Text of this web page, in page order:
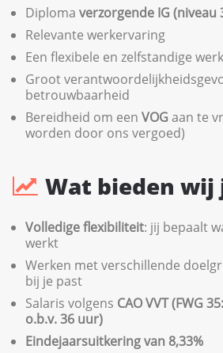
Diploma verzorgende IG (niveau
Relevante werkervaring
Een flexibele en zelfstandige
Groot
betrouwbaarheid
Bereidheid om een VOG aan te
worden door ons vergoed)
Wat bieden wij
Volledige flexibiliteit: jij bepaalt
werkt
Werken met verschillende
bij je past
Salaris volgens CAO VVT (FWG
o.b.v. 36 uur)
Eindejaarsuitkering van 8,33%